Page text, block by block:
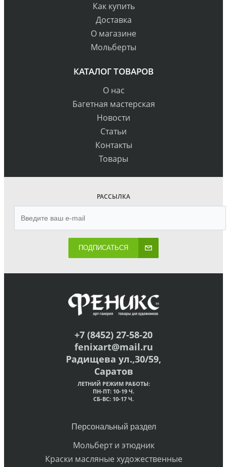
Как купить
Доставка
О магазине
Мольберты
КАТАЛОГ ТОВАРОВ
О нас
Багетная мастерская
Новости
Статьи
Контакты
Товары
РАССЫЛКА
ПОДПИСАТЬСЯ
+7 (8452) 27-58-20
fenixart@mail.ru
Радищева ул.,30/59,
Саратов
ЛЕТНИЙ РЕЖИМ РАБОТЫ:
ПН-ПТ: 10-19 Ч.
СБ-ВС: 10-17 Ч.
Персональный раздел
Мольберт и этюдник
Краски масляные художественные